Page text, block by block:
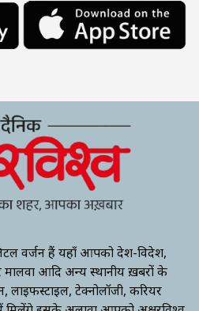
वर्जन हैं यहाँ आपको देश-विदेश,
आदि अन्य स्थानीय ख़बरों के
टेक्नोलॉजी, करियर